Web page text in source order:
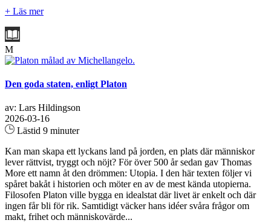
+ Läs mer
M
Den goda staten, enligt Platon
av: Lars Hildingson
2026-03-16
Lästid 9 minuter
Kan man skapa ett lyckans land på jorden, en plats där människor
lever rättvist, tryggt och nöjt? För över 500 år sedan gav Thomas
More ett namn åt den drömmen: Utopia. I den här texten följer vi
spåret bakåt i historien och möter en av de mest kända utopierna.
Filosofen Platon ville bygga en idealstat där livet är enkelt och där
ingen får bli för rik. Samtidigt väcker hans idéer svåra frågor om
makt, frihet och människovärde...